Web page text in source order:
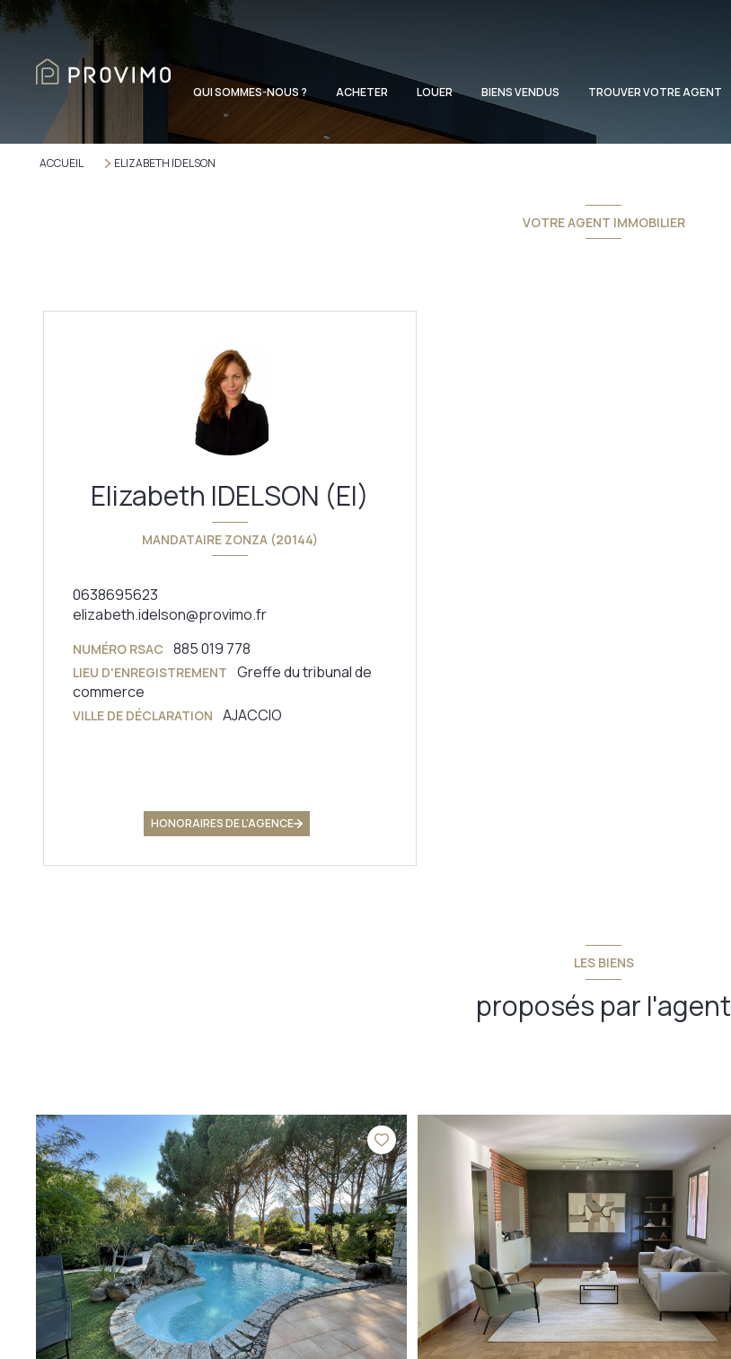
QUI SOMMES-NOUS ? ACHETER LOUER BIENS VENDUS TROUVER VOTRE AGENT
ACCUEIL ELIZABETH IDELSON
VOTRE AGENT IMMOBILIER
Elizabeth IDELSON (EI)
MANDATAIRE ZONZA (20144)
0638695623
elizabeth.idelson@provimo.fr
NUMÉRO RSAC 885 019 778
LIEU D'ENREGISTREMENT
Greffe du tribunal de
commerce
VILLE DE DÉCLARATION AJACCIO
HONORAIRES DE L'AGENCE
LES BIENS
proposés par l'agent